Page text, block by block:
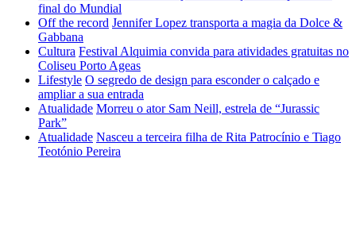
final do Mundial
Off the record Jennifer Lopez transporta a magia da Dolce &
Gabbana
Cultura Festival Alquimia convida para atividades gratuitas no
Coliseu Porto Ageas
Lifestyle O segredo de design para esconder o calçado e
ampliar a sua entrada
Atualidade Morreu o ator Sam Neill, estrela de “Jurassic
Park”
Atualidade Nasceu a terceira filha de Rita Patrocínio e Tiago
Teotónio Pereira